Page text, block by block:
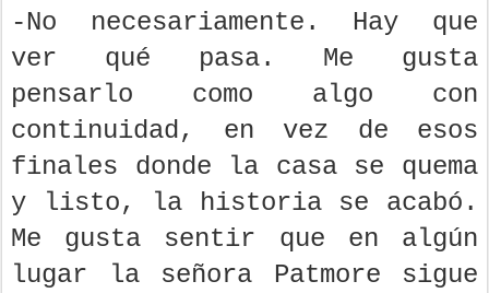
-No necesariamente. Hay que
ver qué pasa. Me gusta
pensarlo como algo con
continuidad, en vez de esos
finales donde la casa se quema
y listo, la historia se acabó.
Me gusta sentir que en algún
lugar la señora Patmore sigue